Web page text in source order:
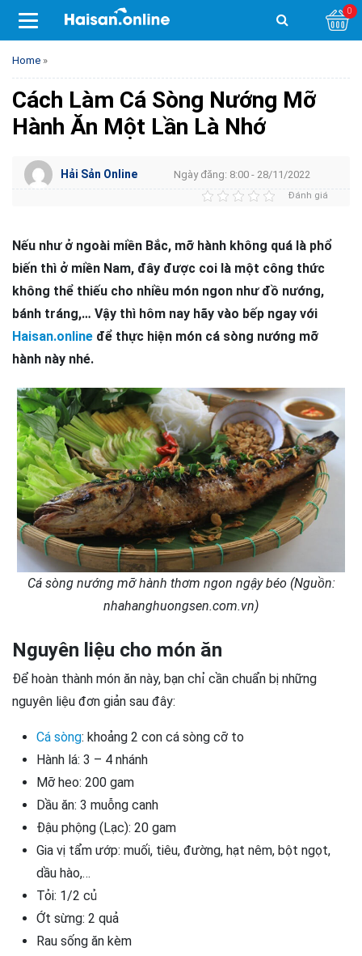
0
Home »
Cách Làm Cá Sòng Nướng Mỡ
Hành Ăn Một Lần Là Nhớ
Hải Sản Online Ngày đăng: 8:00 - 28/11/2022
Đánh giá
Nếu như ở ngoài miền Bắc, mỡ hành không quá là phổ
biến thì ở miền Nam, đây được coi là một công thức
không thể thiếu cho nhiều món ngon như đồ nướng,
bánh tráng,… Vậy thì hôm nay hãy vào bếp ngay với
Haisan.online để thực hiện món cá sòng nướng mỡ
hành này nhé.
Cá sòng nướng mỡ hành thơm ngon ngậy béo (Nguồn:
nhahanghuongsen.com.vn)
Nguyên liệu cho món ăn
Để hoàn thành món ăn này, bạn chỉ cần chuẩn bị những
nguyên liệu đơn giản sau đây:
Cá sòng: khoảng 2 con cá sòng cỡ to
Hành lá: 3 – 4 nhánh
Mỡ heo: 200 gam
Dầu ăn: 3 muỗng canh
Đậu phộng (Lạc): 20 gam
Gia vị tẩm ướp: muối, tiêu, đường, hạt nêm, bột ngọt,
dầu hào,…
Tỏi: 1/2 củ
Ớt sừng: 2 quả
Rau sống ăn kèm